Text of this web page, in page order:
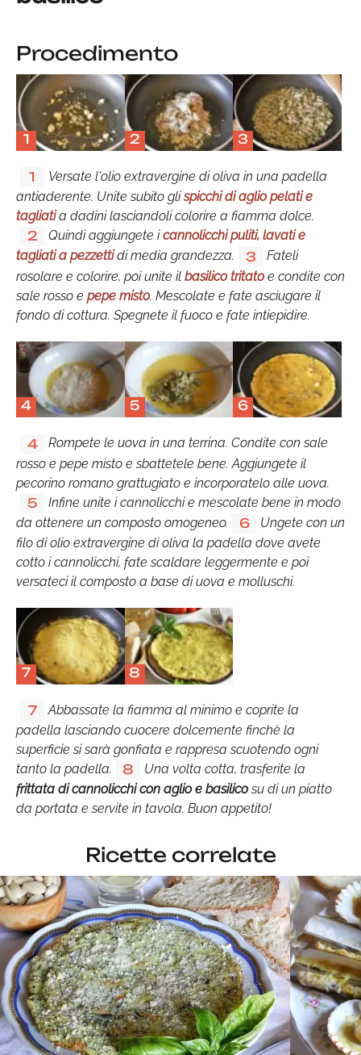
Procedimento
1 2 3
1
Versate l'olio extravergine di oliva in una padella
antiaderente. Unite subito glispicchi di aglio pelati e
tagliatia dadini lasciandoli colorire a fiamma dolce.
2 Quindi aggiungete icannolicchi puliti, lavati e
tagliati a pezzettidi media grandezza. 3
Fateli
rosolare e colorire, poi unite il basilico tritatoe condite con
sale rosso e pepe misto. Mescolate e fate asciugare il
fondo di cottura. Spegnete il fuoco e fate intiepidire.
4 5 6
4
Rompete le uova in una terrina. Condite con sale
rosso e pepe misto e sbattetele bene. Aggiungete il
pecorino romano grattugiato e incorporatelo alle uova.
5
Infine unite i cannolicchi e mescolate bene in modo
da ottenere un composto omogeneo.
6
Ungete con un
filo di olio extravergine di oliva la padella dove avete
cotto i cannolicchi, fate scaldare leggermente e poi
versateci il composto a base di uova e molluschi.
7 8
7
Abbassate la fiamma al minimo e coprite la
padella lasciando cuocere dolcemente finchè la
superficie si sarà gonfiata e rappresa scuotendo ogni
tanto la padella.
8
Una volta cotta, trasferite la
frittata di cannolicchi con aglio e basilicosu di un piatto
da portata e servite in tavola. Buon appetito!
Ricette correlate